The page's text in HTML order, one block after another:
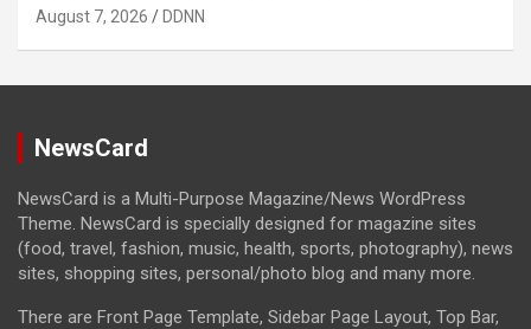
August 7, 2026 DDNN
NewsCard
NewsCard is a Multi-Purpose Magazine/News WordPress
Theme. NewsCard is specially designed for magazine sites
(food, travel, fashion, music, health, sports, photography), news
sites, shopping sites, personal/photo blog and many more.
There are Front Page Template, Sidebar Page Layout, Top Bar,